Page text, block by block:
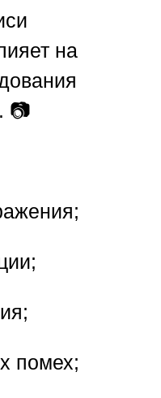
на
📷
помех;